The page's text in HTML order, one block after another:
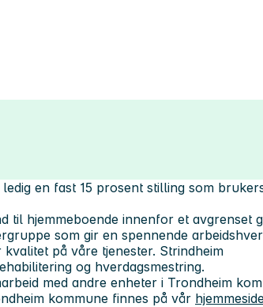
en fast 15 prosent stilling som
til hjemmeboende innenfor et avgrenset
som gir en spennende
på våre tjenester. Strindheim
og hverdagsmestring.
med andre enheter i Trondheim
kommune finnes på vår